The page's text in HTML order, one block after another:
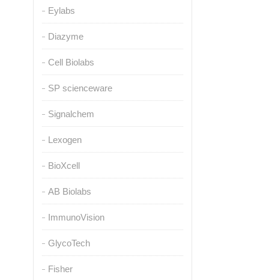
Eylabs
Diazyme
Cell Biolabs
SP scienceware
Signalchem
Lexogen
BioXcell
AB Biolabs
ImmunoVision
GlycoTech
Fisher